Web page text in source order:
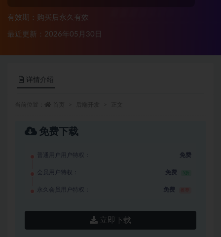
有效期：购买后永久有效
最近更新：2026年05月30日
详情介绍
免费下载
普通用户用户特权： 免费
会员用户特权： 免费 5折
永久会员用户特权： 免费
立即下载